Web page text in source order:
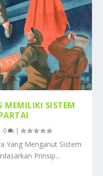
MEMILIKI SISTEM
0 |
Yang Menganut Sistem
Prinsip...